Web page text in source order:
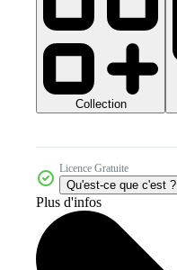
Collection
Licence Gratuite
Qu'est-ce que c'est ?
Plus d'infos